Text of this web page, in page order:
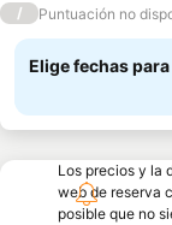
/ Puntuación no
Elige fechas
Los precios y la
web de reserva
posible que no